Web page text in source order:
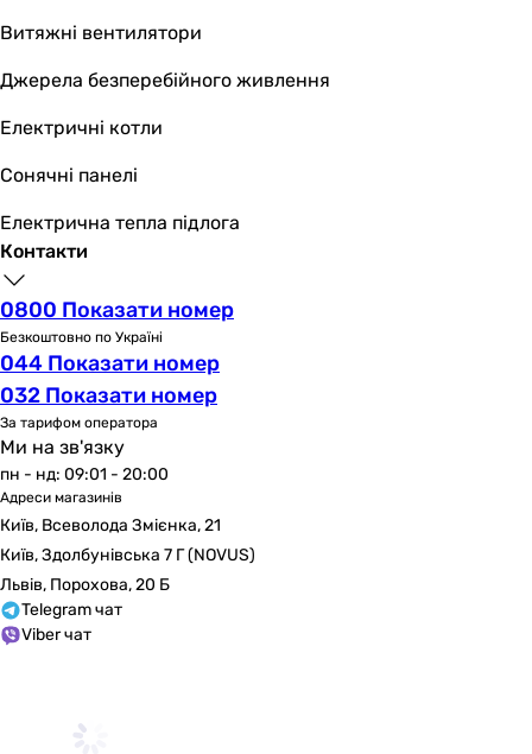
Витяжні вентилятори
Джерела безперебійного живлення
Електричні котли
Сонячні панелі
Електрична тепла підлога
Контакти
0800 Показати номер
Безкоштовно по Україні
044 Показати номер
032 Показати номер
За тарифом оператора
Ми на зв'язку
пн - нд: 09:01 - 20:00
Адреси магазинів
Київ, Всеволода Змієнка, 21
Київ, Здолбунівська 7 Г (NOVUS)
Львів, Порохова, 20 Б
Telegram чат
Viber чат